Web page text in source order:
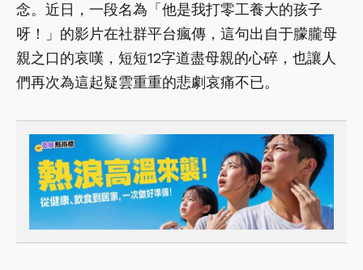
念。近日，一段名為「他是我打零工養大的孩子
呀！」的影片在社群平台瘋傳，這句出自于朦朧母
親之口的哀嘆，短短12字道盡母親的心碎，也讓人
們再次為這起疑雲重重的悲劇哀痛不已。